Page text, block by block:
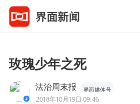
玫瑰少年之死
法治周末报 界面媒体号
2018年10月19日 09:46